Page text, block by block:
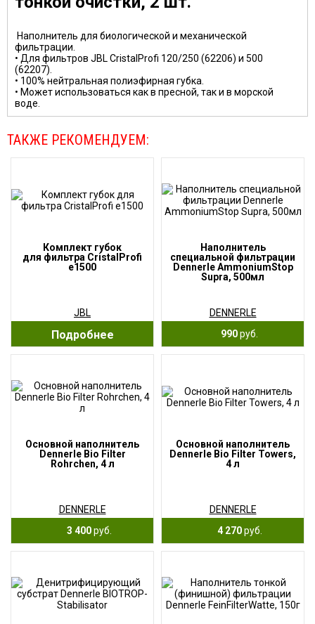
Наполнитель для биологической и механической
фильтрации.
• Для фильтров JBL CristalProfi 120/250 (62206) и 500
(62207).
• 100% нейтральная полиэфирная губка.
• Может использоваться как в пресной, так и в морской
воде.
ТАКЖЕ РЕКОМЕНДУЕМ:
Комплект губок
для фильтра CristalProfi
е1500
JBL
Подробнее
Наполнитель
специальной фильтрации
Dennerle AmmoniumStop
Supra, 500мл
DENNERLE
990руб.
Основной наполнитель
Dennerle Bio Filter
Rohrchen, 4 л
DENNERLE
3 400руб.
Основной наполнитель
Dennerle Bio Filter Towers,
4 л
DENNERLE
4 270руб.